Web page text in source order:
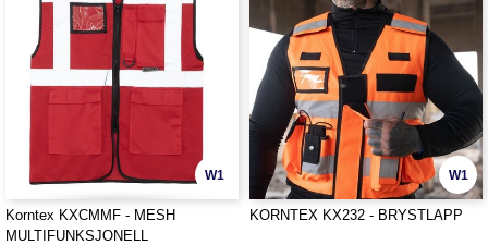
W1
Korntex KXCMMF - MESH
MULTIFUNKSJONELL
W1
KORNTEX KX232 - BRYSTLAPP